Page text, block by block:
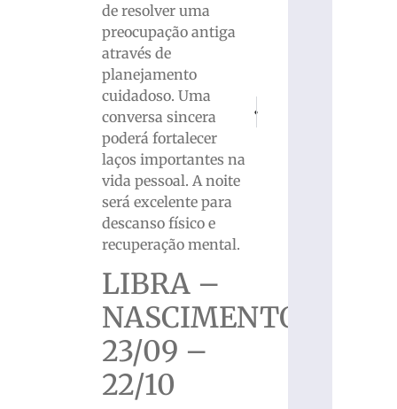
de resolver uma
preocupação antiga
através de
planejamento
cuidadoso. Uma
conversa sincera
poderá fortalecer
laços importantes na
vida pessoal. A noite
será excelente para
descanso físico e
recuperação mental.
LIBRA –
NASCIMENTO
23/09 –
22/10